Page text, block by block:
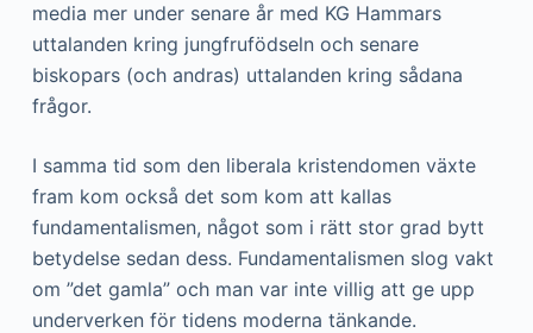
media mer under senare år med KG Hammars
uttalanden kring jungfrufödseln och senare
biskopars (och andras) uttalanden kring sådana
frågor.
I samma tid som den liberala kristendomen växte
fram kom också det som kom att kallas
fundamentalismen, något som i rätt stor grad bytt
betydelse sedan dess. Fundamentalismen slog vakt
om ”det gamla” och man var inte villig att ge upp
underverken för tidens moderna tänkande.